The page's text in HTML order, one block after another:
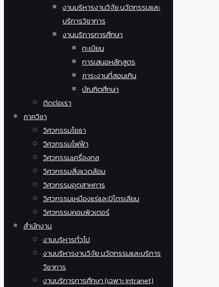
งานบริหารงานวิจัย นวัตกรรมและ
บริการวิชาการ
งานบริการการศึกษา
ทะเบียน
การเสนอหลักสูตร
ภาระงานที่สอนเกิน
บัณฑิตศึกษา
ติดต่อเรา
ภาควิชา
วิศวกรรมโยธา
วิศวกรรมไฟฟ้า
วิศวกรรมเครื่องกล
วิศวกรรมสิ่งแวดล้อม
วิศวกรรมอุตสาหการ
วิศวกรรมเหมืองแร่และปิโตรเลียม
วิศวกรรมคอมพิวเตอร์
สำนักงาน
งานบริหารทั่วไป
งานบริหารงานวิจัย นวัตกรรมและบริการ
วิชาการ
งานบริการการศึกษา (เฉพาะ Intranet)